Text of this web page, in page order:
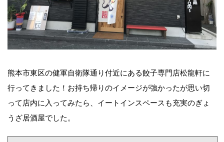
熊本市東区の健軍自衛隊通り付近にある餃子専門店松龍軒に
行ってきました！お持ち帰りのイメージが強かったが思い切
って店内に入ってみたら、イートインスペースも充実のぎょ
うざ居酒屋でした。